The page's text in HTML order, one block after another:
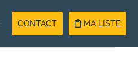
MA LISTE
CONTACT